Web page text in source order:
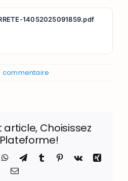
14052025091859.pdf
commentaire
Choisissez
WhatsApp
TelegramTumblr Pinterest
Vk
Xing
Email